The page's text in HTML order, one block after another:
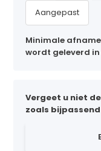
Aangepast
Minimale
wordt geleverd in
Vergeet u niet
zoals